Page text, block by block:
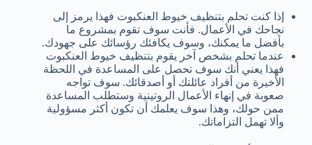
إذا كنت تحلم بتنظيف خيوط العنكبوت فهذا يرمز إلى
نجاحك في الأعمال. فأنت سوف تقوم بمشروع ما
بأفضل ما يمكنك، وسوف يكافئك رؤسائك على جهودك.
عندما تحلم بشخص آخر يقوم بتنظيف خيوط العنكبوت
فهذا يعني أنك سوف تحصل على المساعدة في اللحظة
الأخيرة من أفراد عائلتك أو أصدقائك. سوف تواجه
صعوبة في إنهاء الأعمال الروتينية وستطلب المساعدة
ممن حولك، وهذا سوف يعلمك أن تكون أكثر مسؤولية
وألا تهمل التزاماتك.